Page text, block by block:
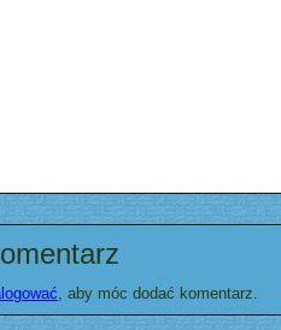
, aby móc dodać komentarz.